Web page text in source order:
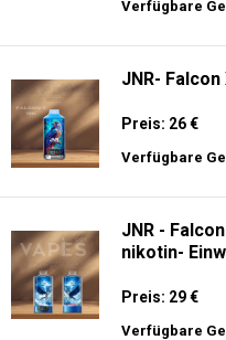
Verfügbare
JNR-
Preis: 26 €
Verfügbare
JNR -
nikotin-
Preis: 29 €
Verfügbare